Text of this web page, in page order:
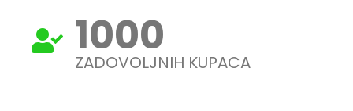
1000
ZADOVOLJNIH KUPACA